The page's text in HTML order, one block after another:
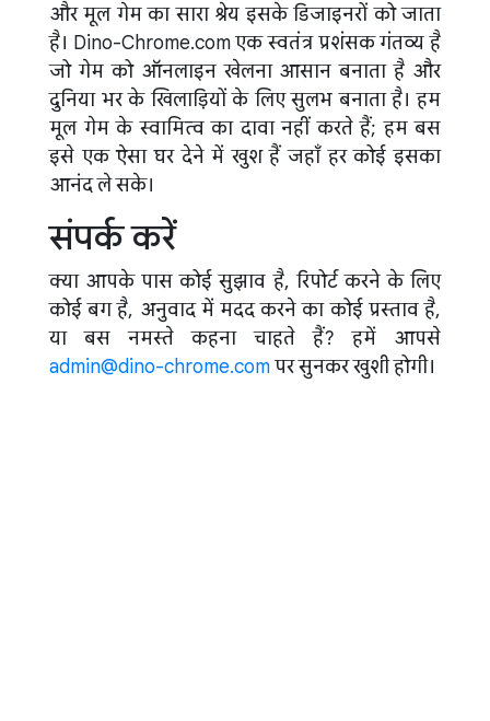
और मूल गेम का सारा श्रेय इसके डिजाइनरों को जाता
है। Dino-Chrome.com एक स्वतंत्र प्रशंसक गंतव्य है
जो गेम को ऑनलाइन खेलना आसान बनाता है और
दुनिया भर के खिलाड़ियों के लिए सुलभ बनाता है। हम
मूल गेम के स्वामित्व का दावा नहीं करते हैं; हम बस
इसे एक ऐसा घर देने में खुश हैं जहाँ हर कोई इसका
आनंद ले सके।
संपर्क करें
क्या आपके पास कोई सुझाव है, रिपोर्ट करने के लिए
कोई बग है, अनुवाद में मदद करने का कोई प्रस्ताव है,
या बस नमस्ते कहना चाहते हैं? हमें आपसे
admin@dino-chrome.comपर सुनकर खुशी होगी।